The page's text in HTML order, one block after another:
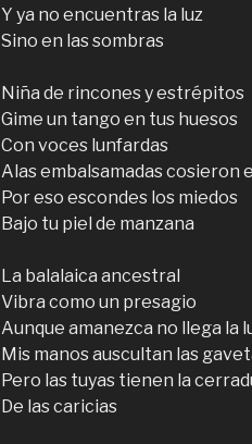
Y ya no encuentras la luz
Sino en las sombras
Niña de rincones y estrépitos
Gime un tango en tus huesos
Con voces lunfardas
Alas embalsamadas cosieron
Por eso escondes los miedos
Bajo tu piel de manzana
La balalaica ancestral
Vibra como un presagio
Aunque amanezca no llega la
Mis manos auscultan las
Pero las tuyas tienen la
De las caricias